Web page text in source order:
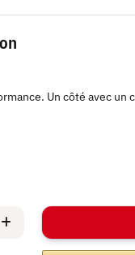
Un côté avec